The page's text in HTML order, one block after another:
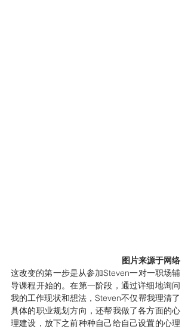
图片来源于网络
这改变的第一步是从参加Steven一对一职场辅
导课程开始的。在第一阶段，通过详细地询问
我的工作现状和想法，Steven不仅帮我理清了
具体的职业规划方向，还帮我做了各方面的心
理建设，放下之前种种自己给自己设置的心理